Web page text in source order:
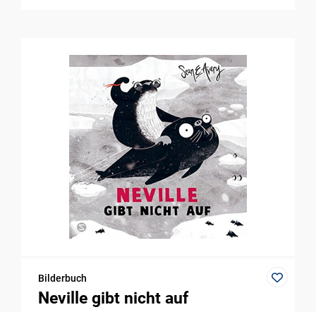
Bilderbuch
Neville gibt nicht auf